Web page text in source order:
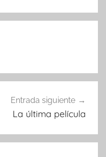
Entrada siguiente
La última película